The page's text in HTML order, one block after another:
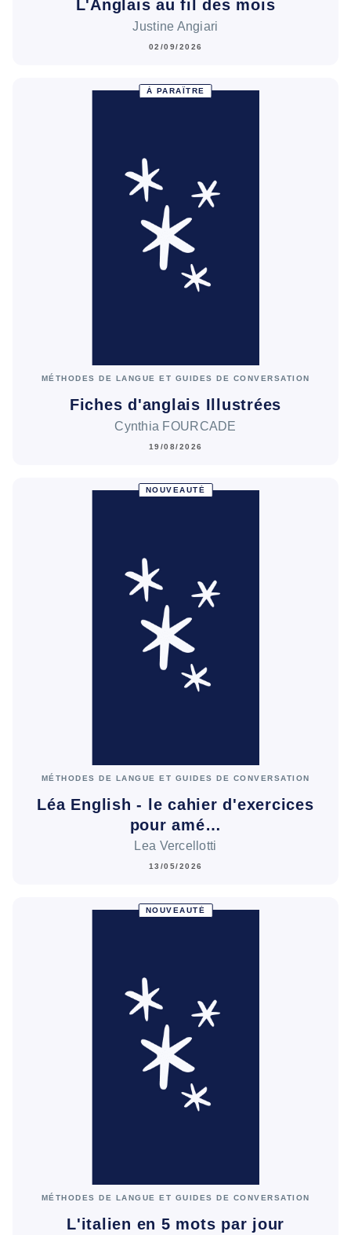
L'Anglais au fil des mois
Justine Angiari
02/09/2026
À PARAÎTRE
MÉTHODES DE LANGUE ET GUIDES DE CONVERSATION
Fiches d'anglais Illustrées
Cynthia FOURCADE
19/08/2026
NOUVEAUTÉ
MÉTHODES DE LANGUE ET GUIDES DE CONVERSATION
Léa English - le cahier d'exercices
pour amé…
Lea Vercellotti
13/05/2026
NOUVEAUTÉ
MÉTHODES DE LANGUE ET GUIDES DE CONVERSATION
L'italien en 5 mots par jour